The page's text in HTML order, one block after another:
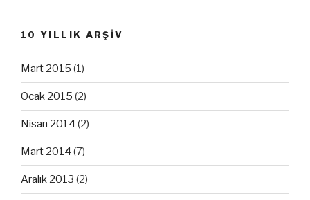
10 YILLIK ARŞİV
Mart 2015 (1)
Ocak 2015 (2)
Nisan 2014 (2)
Mart 2014 (7)
Aralık 2013 (2)